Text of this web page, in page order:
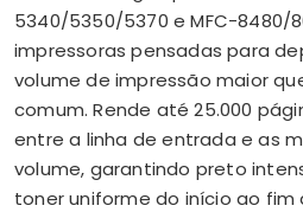
5340/5350/5370 e MFC-8480/
impressoras pensadas para
volume de impressão maior
comum. Rende até 25.000
entre a linha de entrada e as
volume, garantindo preto
toner uniforme do início ao fim